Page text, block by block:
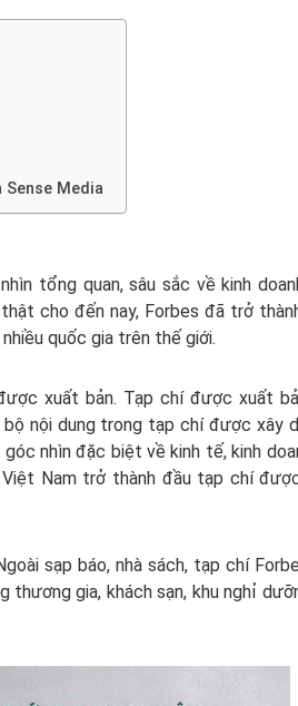
Media
tổng quan, sâu sắc về kinh
cho đến nay, Forbes đã trở
quốc gia trên thế giới.
xuất bản. Tạp chí được xuất
nội dung trong tạp chí được xây
nhìn đặc biệt về kinh tế, kinh
Nam trở thành đầu tạp chí
sạp báo, nhà sách, tạp chí
thương gia, khách sạn, khu nghỉ